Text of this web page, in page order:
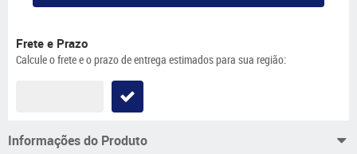
Frete e Prazo
Calcule o frete e o prazo de entrega estimados para sua região:
Informações do Produto